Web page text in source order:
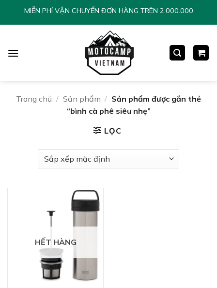
ChuyểnMIỄN PHÍ VẬN CHUYỂN ĐƠN HÀNG TRÊN 2.000.000
Trang chủ / Sản phẩm / Sản phẩm được gắn thẻ
“bình cà phê siêu nhẹ”
LỌC
HẾT HÀNG